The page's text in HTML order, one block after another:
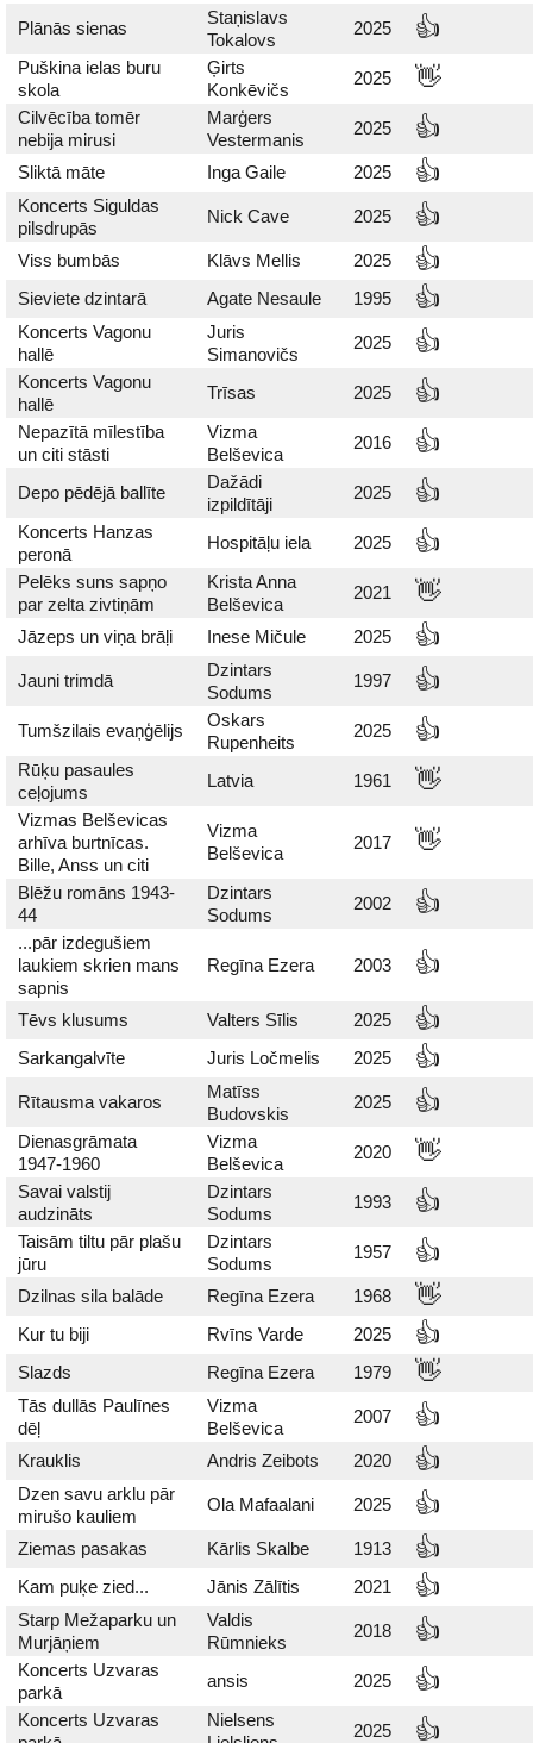
Plānās sienas
Staņislavs
Tokalovs
2025 👍
Puškina ielas buru
skola
Ģirts
Konkēvičs
2025 👋
Cilvēcība tomēr
nebija mirusi
Marģers
Vestermanis
2025 👍
Sliktā māte Inga Gaile 2025 👍
Koncerts Siguldas
pilsdrupās
Nick Cave 2025 👍
Viss bumbās Klāvs Mellis 2025 👍
Sieviete dzintarā Agate Nesaule 1995 👍
Koncerts Vagonu
hallē
Juris
Simanovičs
2025 👍
Koncerts Vagonu
hallē
Trīsas 2025 👍
Nepazītā mīlestība
un citi stāsti
Vizma
Belševica
2016 👍
Depo pēdējā ballīte
Dažādi
izpildītāji
2025 👍
Koncerts Hanzas
peronā
Hospitāļu iela 2025 👍
Pelēks suns sapņo
par zelta zivtiņām
Krista Anna
Belševica
2021 👋
Jāzeps un viņa brāļi Inese Mičule 2025 👍
Jauni trimdā
Dzintars
Sodums
1997 👍
Tumšzilais evaņģēlijs
Oskars
Rupenheits
2025 👍
Rūķu pasaules
ceļojums
Latvia 1961 👋
Vizmas Belševicas
arhīva burtnīcas.
Bille, Anss un citi
Vizma
Belševica
2017 👋
Blēžu romāns 1943-
44
Dzintars
Sodums
2002 👍
...pār izdegušiem
laukiem skrien mans
sapnis
Regīna Ezera 2003 👍
Tēvs klusums Valters Sīlis 2025 👍
Sarkangalvīte Juris Ločmelis 2025 👍
Rītausma vakaros
Matīss
Budovskis
2025 👍
Dienasgrāmata
1947-1960
Vizma
Belševica
2020 👋
Savai valstij
audzināts
Dzintars
Sodums
1993 👍
Taisām tiltu pār plašu
jūru
Dzintars
Sodums
1957 👍
Dzilnas sila balāde Regīna Ezera 1968 👋
Kur tu biji Rvīns Varde 2025 👍
Slazds Regīna Ezera 1979 👋
Tās dullās Paulīnes
dēļ
Vizma
Belševica
2007 👍
Krauklis Andris Zeibots 2020 👍
Dzen savu arklu pār
mirušo kauliem
Ola Mafaalani 2025 👍
Ziemas pasakas Kārlis Skalbe 1913 👍
Kam puķe zied... Jānis Zālītis 2021 👍
Starp Mežaparku un
Murjāņiem
Valdis
Rūmnieks
2018 👍
Koncerts Uzvaras
parkā
ansis 2025 👍
Koncerts Uzvaras
Nielsens
2025 👍